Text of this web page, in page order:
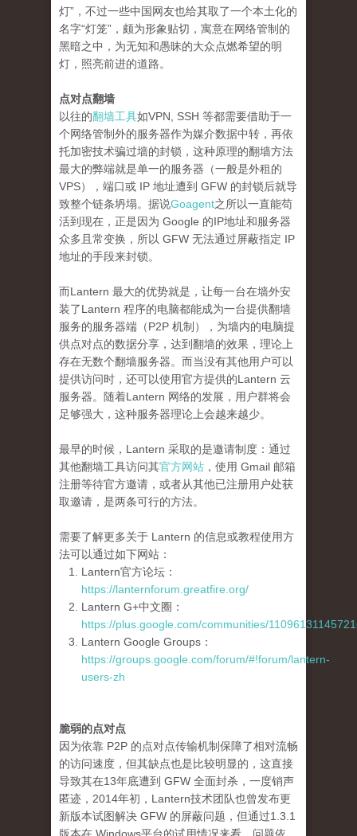
灯”，不过一些中国网友也给其取了一个本土化的
名字“灯笼”，颇为形象贴切，寓意在网络管制的
黑暗之中，为无知和愚昧的大众点燃希望的明
灯，照亮前进的道路。
点对点翻墙
以往的翻墙工具如VPN, SSH 等都需要借助于一
个网络管制外的服务器作为媒介数据中转，再依
托加密技术骗过墙的封锁，这种原理的翻墙方法
最大的弊端就是单一的服务器（一般是外租的
VPS），端口或 IP 地址遭到 GFW 的封锁后就导
致整个链条坍塌。据说Goagent之所以一直能苟
活到现在，正是因为 Google 的IP地址和服务器
众多且常变换，所以 GFW 无法通过屏蔽指定 IP
地址的手段来封锁。
而Lantern 最大的优势就是，让每一台在墙外安
装了Lantern 程序的电脑都能成为一台提供翻墙
服务的服务器端（P2P 机制），为墙内的电脑提
供点对点的数据分享，达到翻墙的效果，理论上
存在无数个翻墙服务器。而当没有其他用户可以
提供访问时，还可以使用官方提供的Lantern 云
服务器。随着Lantern 网络的发展，用户群将会
足够强大，这种服务器理论上会越来越少。
最早的时候，Lantern 采取的是邀请制度：通过
其他翻墙工具访问其官方网站 ，使用 Gmail 邮箱
注册等待官方邀请，或者从其他已注册用户处获
取邀请，是两条可行的方法。
需要了解更多关于 Lantern 的信息或教程使用方
法可以通过如下网站：
Lantern官方论坛：
https://lanternforum.greatfire.org/
Lantern G+中文圈：
https://plus.google.com/communities/
Lantern Google Groups：
https://groups.google.com/forum/#!forum/lantern-
users-zh
脆弱的点对点
因为依靠 P2P 的点对点传输机制保障了相对流畅
的访问速度，但其缺点也是比较明显的，这直接
导致其在13年底遭到 GFW 全面封杀，一度销声
匿迹，2014年初，Lantern技术团队也曾发布更
新版本试图解决 GFW 的屏蔽问题，但通过1.3.1